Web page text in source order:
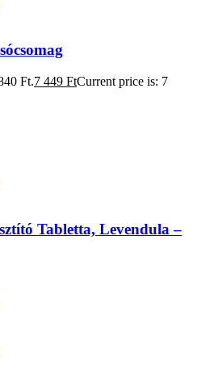
Ft.7 449 FtCurrent price is: 7
Tabletta, Levendula –